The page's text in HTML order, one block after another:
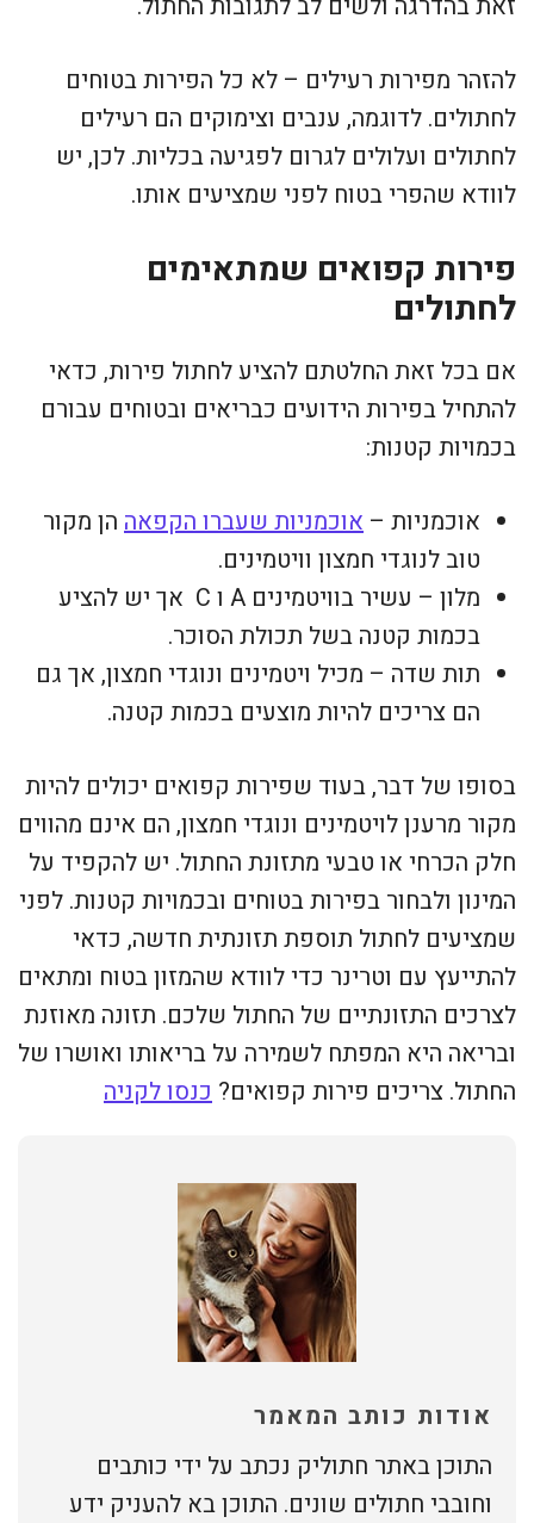
להזהר מפירות רעילים – לא כל הפירות בטוחים
לחתולים. לדוגמה, ענבים וצימוקים הם רעילים
לחתולים ועלולים לגרום לפגיעה בכליות. לכן, יש
לוודא שהפרי בטוח לפני שמציעים אותו.
פירות קפואים שמתאימים
לחתולים
אם בכל זאת החלטתם להציע לחתול פירות, כדאי
להתחיל בפירות הידועים כבריאים ובטוחים עבורם
בכמויות קטנות:
אוכמניות – אוכמניות שעברו הקפאה הן מקור
טוב לנוגדי חמצון וויטמינים.
מלון – עשיר בוויטמינים A ו C אך יש להציע
בכמות קטנה בשל תכולת הסוכר.
תות שדה – מכיל ויטמינים ונוגדי חמצון, אך גם
הם צריכים להיות מוצעים בכמות קטנה.
בסופו של דבר, בעוד שפירות קפואים יכולים להיות
מקור מרענן לויטמינים ונוגדי חמצון, הם אינם מהווים
חלק הכרחי או טבעי מתזונת החתול. יש להקפיד על
המינון ולבחור בפירות בטוחים ובכמויות קטנות. לפני
שמציעים לחתול תוספת תזונתית חדשה, כדאי
להתייעץ עם וטרינר כדי לוודא שהמזון בטוח ומתאים
לצרכים התזונתיים של החתול שלכם. תזונה מאוזנת
ובריאה היא המפתח לשמירה על בריאותו ואושרו של
החתול. צריכים פירות קפואים? כנסו לקניה
אודות כותב המאמר
התוכן באתר חתוליק נכתב על ידי כותבים
וחובבי חתולים שונים. התוכן בא להעניק ידע